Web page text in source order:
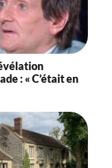
: « C’était en